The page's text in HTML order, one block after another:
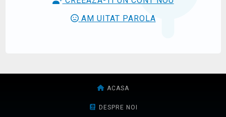
AM UITAT PAROLA
ACASA
DESPRE NOI